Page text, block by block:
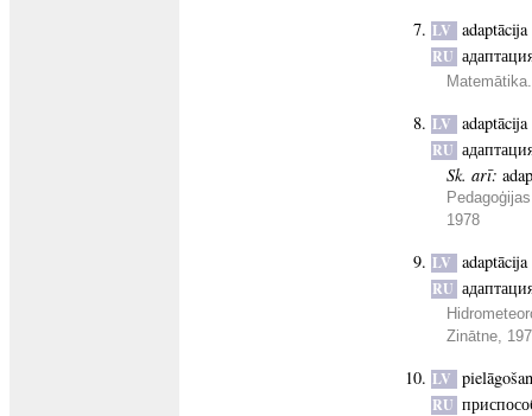
LV adaptācija
RU
LV adaptācija
RU
Sk. arī:
1978
LV adaptācija
RU
Zinātne,
LV
RU